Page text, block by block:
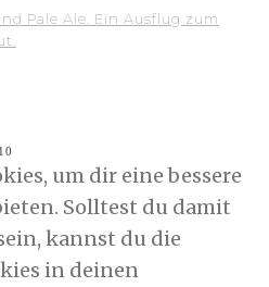
Pale Ale. Ein Ausflug zum
um dir eine bessere
Solltest du damit
kannst du die
in deinen